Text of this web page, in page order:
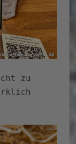
zu